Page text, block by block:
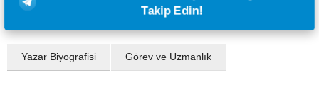
Takip Edin!
Yazar Biyografisi Görev ve Uzmanlık